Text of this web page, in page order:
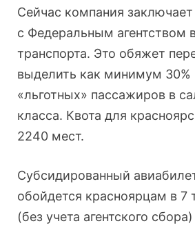
Сейчас компания заключает
с Федеральным агентством
транспорта. Это обяжет
выделить как минимум 30%
«льготных» пассажиров в
класса. Квота для
2240 мест.
Субсидированный
обойдется красноярцам в 7
(без учета агентского